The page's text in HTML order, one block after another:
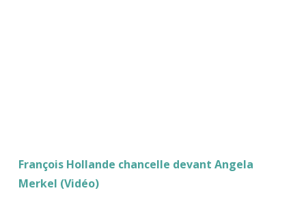
François Hollande chancelle devant Angela
Merkel (Vidéo)